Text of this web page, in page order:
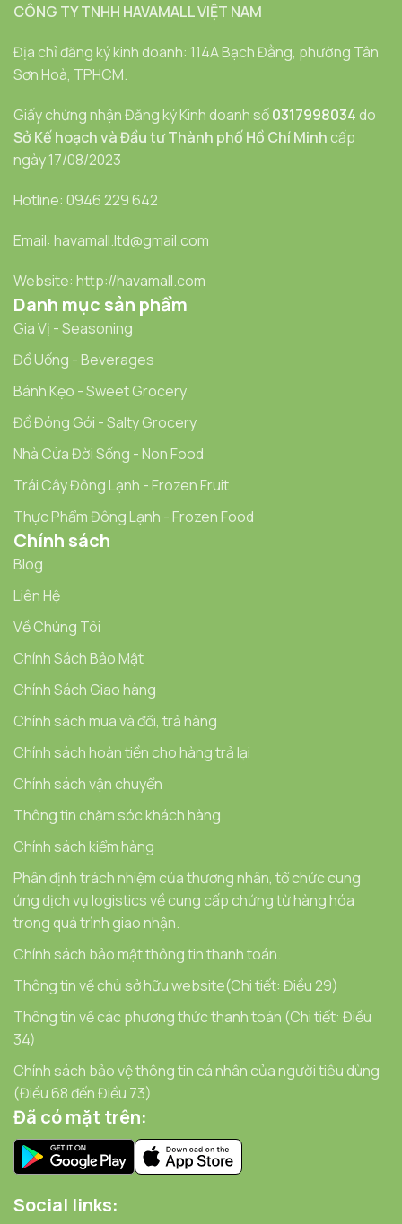
CÔNG TY TNHH HAVAMALL VIỆT NAM
Địa chỉ đăng ký kinh doanh: 114A Bạch Đằng, phường Tân
Sơn Hoà, TPHCM.
Giấy chứng nhận Đăng ký Kinh doanh số0317998034 do
Sở Kế hoạch và Đầu tư Thành phố Hồ Chí Minh cấp
ngày 17/08/2023
Hotline: 0946 229 642
Email: havamall.ltd@gmail.com
Website: http://havamall.com
Danh mục sản phẩm
Gia Vị - Seasoning
Đồ Uống - Beverages
Bánh Kẹo - Sweet Grocery
Đồ Đóng Gói - Salty Grocery
Nhà Cửa Đời Sống - Non Food
Trái Cây Đông Lạnh - Frozen Fruit
Thực Phẩm Đông Lạnh - Frozen Food
Chính sách
Blog
Liên Hệ
Về Chúng Tôi
Chính Sách Bảo Mật
Chính Sách Giao hàng
Chính sách mua và đổi, trả hàng
Chính sách hoàn tiền cho hàng trả lại
Chính sách vận chuyển
Thông tin chăm sóc khách hàng
Chính sách kiểm hàng
Phân định trách nhiệm của thương nhân, tổ chức cung
ứng dịch vụ logistics về cung cấp chứng từ hàng hóa
trong quá trình giao nhận.
Chính sách bảo mật thông tin thanh toán.
Thông tin về chủ sở hữu website(Chi tiết: Điều 29)
Thông tin về các phương thức thanh toán (Chi tiết: Điều
34)
Chính sách bảo vệ thông tin cá nhân của người tiêu dùng
(Điều 68 đến Điều 73)
Đã có mặt trên:
Social links: